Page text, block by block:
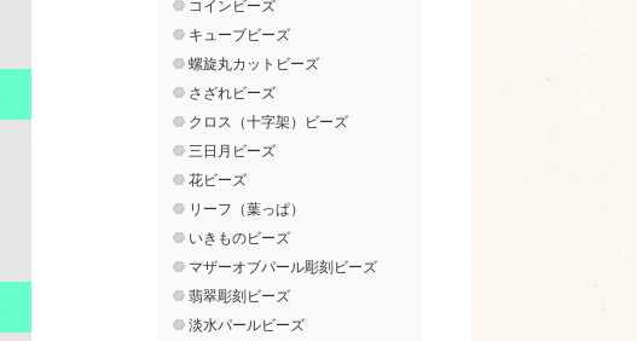
コインビーズ
キューブビーズ
螺旋丸カットビーズ
さざれビーズ
クロス（十字架）ビーズ
三日月ビーズ
花ビーズ
リーフ（葉っぱ）
いきものビーズ
マザーオブパール彫刻ビーズ
翡翠彫刻ビーズ
淡水パールビーズ